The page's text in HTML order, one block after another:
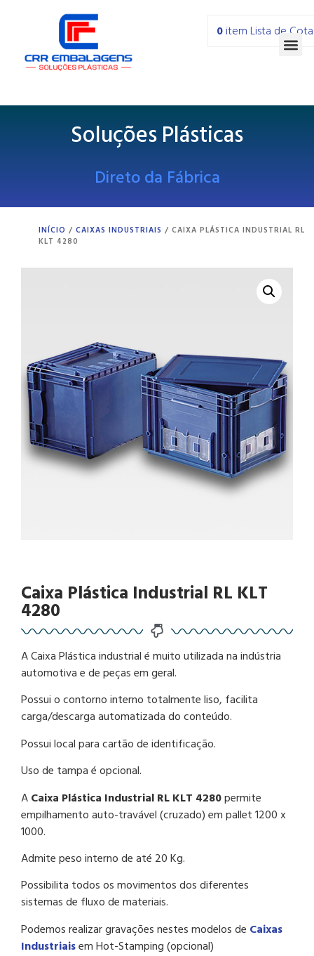
0item Lista de
Soluções Plásticas
Direto da Fábrica
INÍCIO / CAIXAS INDUSTRIAIS / CAIXA PLÁSTICA INDUSTRIAL RL
KLT 4280
Caixa Plástica Industrial RL KLT
4280
A Caixa Plástica industrial é muito utilizada na indústria
automotiva e de peças em geral.
Possui o contorno interno totalmente liso, facilita
carga/descarga automatizada do conteúdo.
Possui local para cartão de identificação.
Uso de tampa é opcional.
ACaixa Plástica Industrial RL KLT 4280permite
empilhamento auto-travável (cruzado) em pallet 1200 x
1000.
Admite peso interno de até 20 Kg.
Possibilita todos os movimentos dos diferentes
sistemas de fluxo de materiais.
Podemos realizar gravações nestes modelos de Caixas
Industriaisem Hot-Stamping (opcional)